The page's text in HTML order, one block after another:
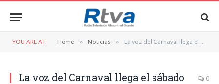
YOU ARE AT: Home » Noticias » La voz del Carnaval llega el sábado
La voz del Carnaval llega el sábado 0